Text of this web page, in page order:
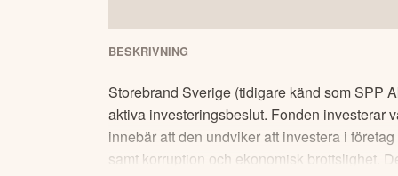
BESKRIVNING
Storebrand Sverige (tidigare känd som SPP
aktiva investeringsbeslut. Fonden investerar
innebär att den undviker att investera i
samt korruption och ekonomisk brottslighet.